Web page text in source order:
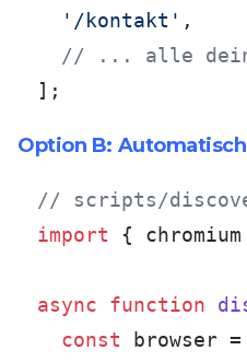
'/kontakt' ,
// ... alle
];
Option B:
// scripts/
import {
async function
const browser =